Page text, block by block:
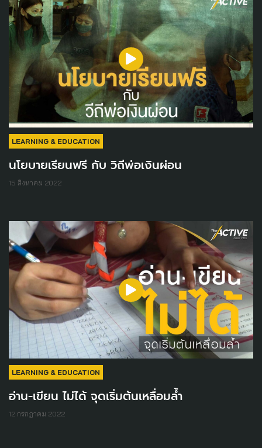
LEARNING & EDUCATION
นโยบายเรียนฟรี กับ วิถีพ่อเงินผ่อน
15 สิงหาคม 2022
LEARNING & EDUCATION
อ่าน-เขียน ไม่ได้ จุดเริ่มต้นเหลื่อมล้ำ
12 กรกฎาคม 2022